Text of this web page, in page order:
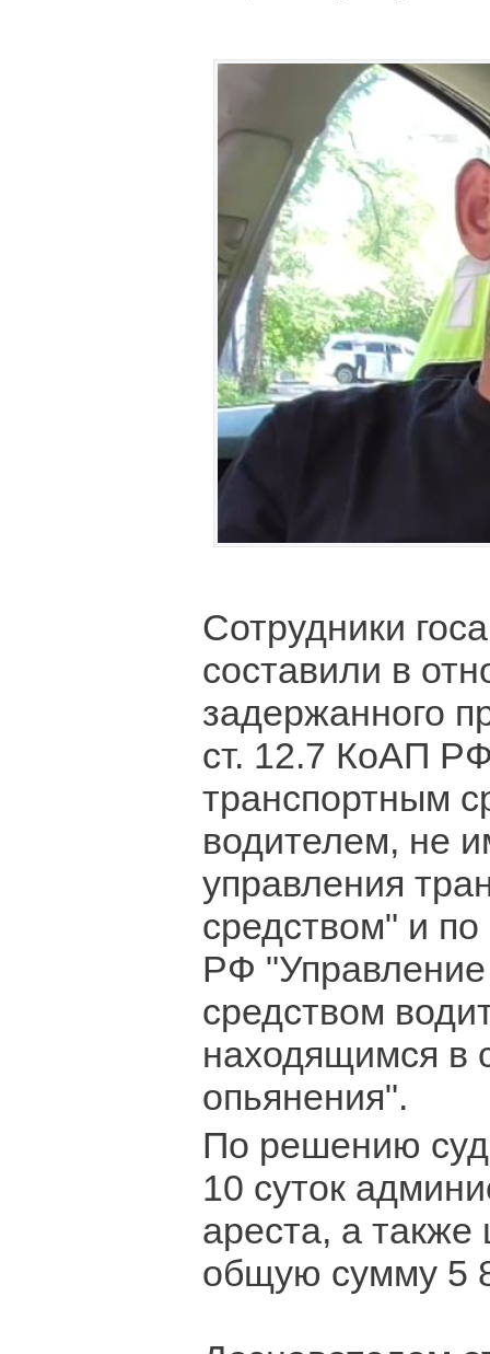
Сотрудники
составили в
задержанного
ст. 12.7 КоАП
транспортным
водителем, не
управления
средством" и
РФ
средством
находящимся в
опьянения".
По решению
10 суток
ареста, а
общую сумму 5